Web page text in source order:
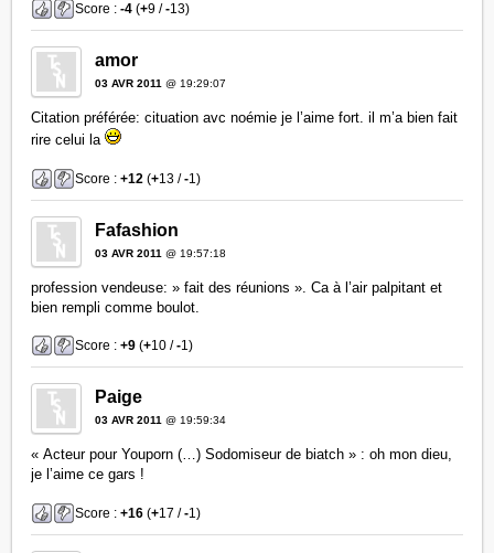
Score :-4 (+9 /-13)
amor
03 AVR 2011 @ 19:29:07
Citation préférée: cituation avc noémie je l’aime fort. il m’a bien fait
rire celui la
Score :+12 (+13 /-1)
Fafashion
03 AVR 2011 @ 19:57:18
profession vendeuse: » fait des réunions ». Ca à l’air palpitant et
bien rempli comme boulot.
Score :+9 (+10 /-1)
Paige
03 AVR 2011 @ 19:59:34
« Acteur pour Youporn (…) Sodomiseur de biatch » : oh mon dieu,
je l’aime ce gars !
Score :+16 (+17 /-1)